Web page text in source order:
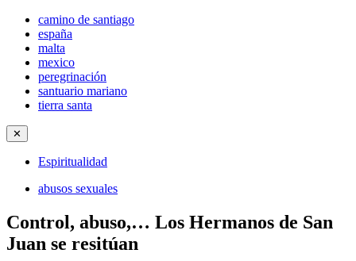
camino de santiago
españa
malta
mexico
peregrinación
santuario mariano
tierra santa
✕
Espiritualidad
abusos sexuales
Control, abuso,… Los Hermanos de San
Juan se resitúan